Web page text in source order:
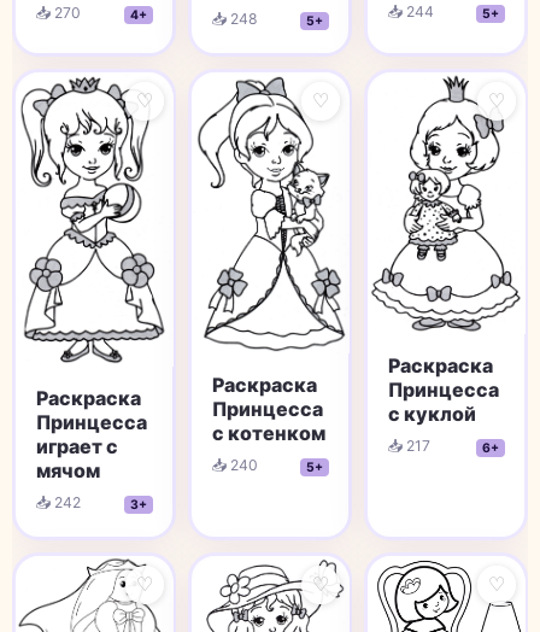
📥 270 4+ 📥 248 5+
📥 244 5+
♡
Раскраска
Принцесса
играет с
мячом
📥 242 3+
♡
Раскраска
Принцесса
с котенком
📥 240 5+
♡
Раскраска
Принцесса
с куклой
📥 217 6+
♡ ♡ ♡